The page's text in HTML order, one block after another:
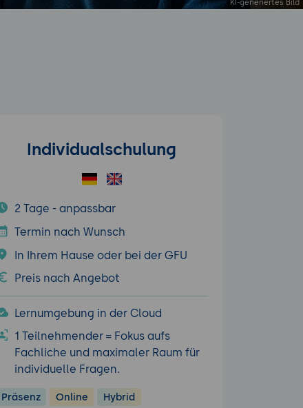
Individualschulung
2 Tage - anpassbar
Termin nach Wunsch
In Ihrem Hause oder bei der GFU
Preis nach Angebot
Lernumgebung in der Cloud
1 Teilnehmender = Fokus aufs
Fachliche und maximaler Raum für
individuelle Fragen.
Präsenz Online Hybrid